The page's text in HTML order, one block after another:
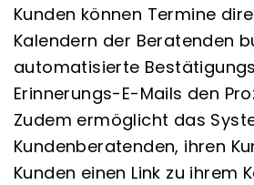
Kunden können Termine
Kalendern der Beratenden
automatisierte
Erinnerungs-E-Mails den
Zudem ermöglicht das
Kundenberatenden, ihren
Kunden einen Link zu ihrem